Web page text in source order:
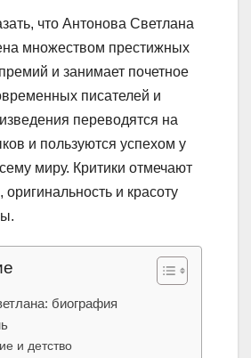
что Антонова Светлана
множеством престижных
и занимает почетное
писателей и
переводятся на
и пользуются успехом у
миру. Критики отмечают
и красоту
биография
и детство